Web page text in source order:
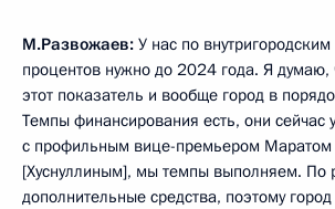
М.Развожаев: У нас по
процентов нужно до 2024 года. Я думаю,
этот показатель и вообще город в
Темпы финансирования есть, они сейчас
с профильным вице-премьером
[Хуснуллиным], мы темпы выполняем. По
дополнительные средства, поэтому